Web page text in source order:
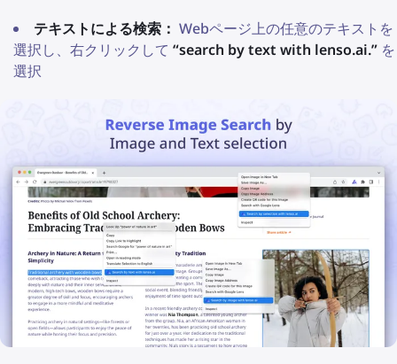
テキストによる検索： Webページ上の任意のテキストを
選択し、右クリックして “search by text with lenso.ai.” を
選択